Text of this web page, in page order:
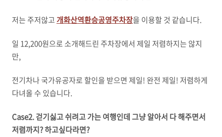
저는 주저않고개화산역환승공영주차장을 이용할 것 같습니다.
일 12,200원으로 소개해드린 주차장에서 제일 저렴하지는 않지
만,
전기차나 국가유공자로 할인을 받으면 제일! 완전 제일! 저렴하게
다녀올 수 있습니다.
Case2. 걷기싫고 쉬려고 가는 여행인데 그냥 알아서 다 해주면서
저렴까지? 하고싶다라면?